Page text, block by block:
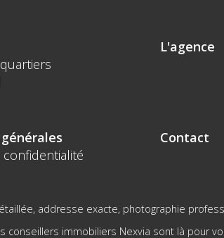
L'agence
Contact
addresse exacte, photographie
immobiliers Nexvia sont là pour